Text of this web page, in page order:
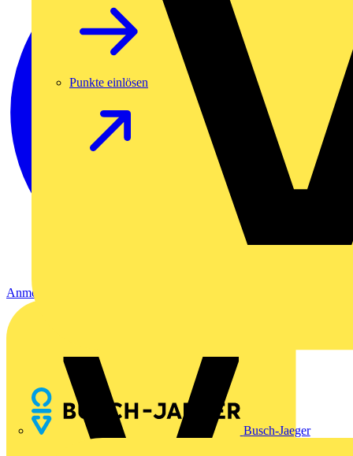
Busch-Jaeger
Punkte einlösen
Anmelden